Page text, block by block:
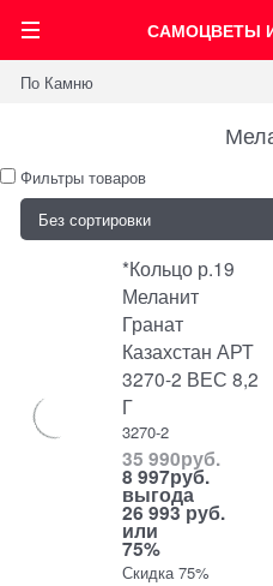
САМОЦВЕТЫ
По Камню
Фильтры товаров
*Кольцо р.19
Меланит
Гранат
Казахстан АРТ
3270-2 ВЕС 8,2
Г
3270-2
35 990руб.
8 997руб.
выгода
26 993 руб.
или
75%
Скидка 75%